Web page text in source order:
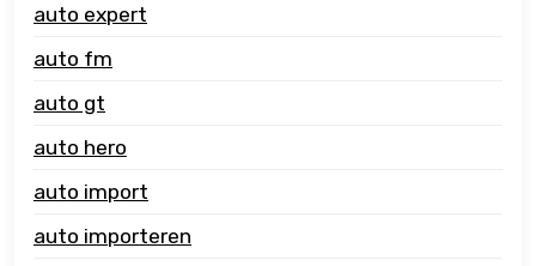
auto expert
auto fm
auto gt
auto hero
auto import
auto importeren